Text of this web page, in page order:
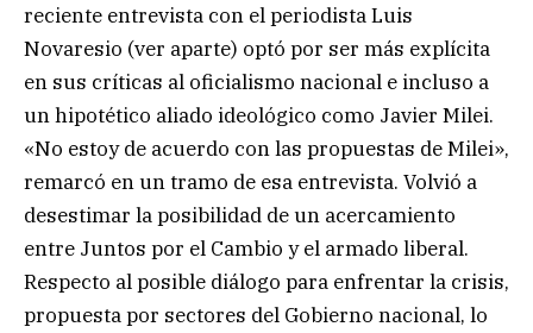
reciente entrevista con el periodista Luis
Novaresio (ver aparte) optó por ser más explícita
en sus críticas al oficialismo nacional e incluso a
un hipotético aliado ideológico como Javier Milei.
«No estoy de acuerdo con las propuestas de Milei»,
remarcó en un tramo de esa entrevista. Volvió a
desestimar la posibilidad de un acercamiento
entre Juntos por el Cambio y el armado liberal.
Respecto al posible diálogo para enfrentar la crisis,
propuesta por sectores del Gobierno nacional, lo